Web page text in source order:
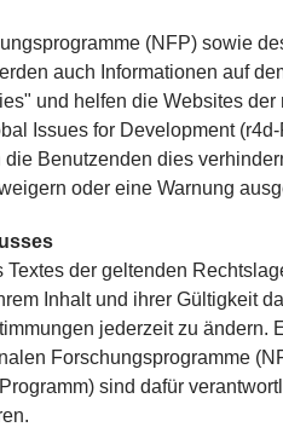
(NFP) sowie
auch Informationen auf
und helfen die Websites
Issues for Development
Benutzenden dies
oder eine Warnung
der geltenden
Inhalt und ihrer Gültigkeit
jederzeit zu ändern.
Forschungsprogramme
sind dafür